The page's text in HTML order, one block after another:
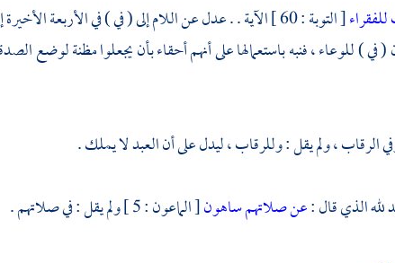
[ التوبة : 60 ] الآية . . عدل عن اللام إلى ( في ) في الأربعة
) للوعاء ، فنبه باستعمالها على أنهم أحقاء بأن يجعلوا مظنة لوضع
الرقاب ، ولم يقل : وللرقاب ، ليدل على أن العبد لا يملك .
لله الذي قال :عن صلاتهم ساهون[ الماعون : 5 ] ولم يقل : في صلاتهم .